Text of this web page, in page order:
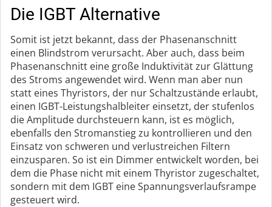
Die IGBT Alternative
Somit ist jetzt bekannt, dass der Phasenanschnitt
einen Blindstrom verursacht. Aber auch, dass beim
Phasenanschnitt eine große Induktivität zur Glättung
des Stroms angewendet wird. Wenn man aber nun
statt eines Thyristors, der nur Schaltzustände erlaubt,
einen IGBT-Leistungshalbleiter einsetzt, der stufenlos
die Amplitude durchsteuern kann, ist es möglich,
ebenfalls den Stromanstieg zu kontrollieren und den
Einsatz von schweren und verlustreichen Filtern
einzusparen. So ist ein Dimmer entwickelt worden, bei
dem die Phase nicht mit einem Thyristor zugeschaltet,
sondern mit dem IGBT eine Spannungsverlaufsrampe
gesteuert wird.